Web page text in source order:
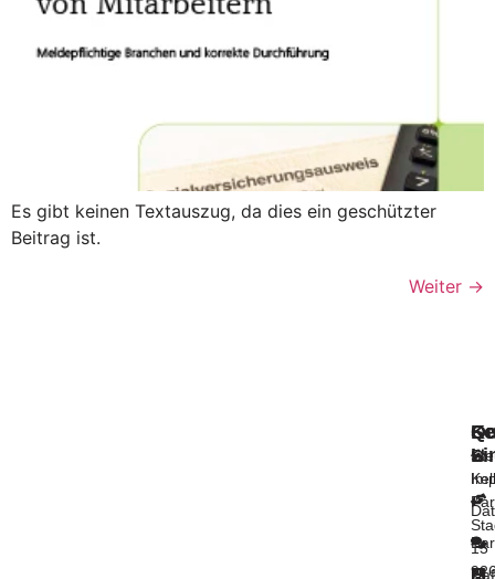
Es gibt keinen Textauszug, da dies ein geschützter
Beitrag ist.
Weiter →
15